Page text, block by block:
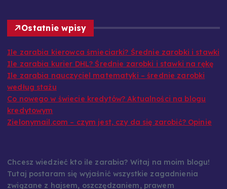
Ostatnie wpisy
Ile zarabia kierowca śmieciarki? Średnie zarobki i stawki
Ile zarabia kurier DHL? Średnie zarobki i stawki na rękę
Ile zarabia nauczyciel matematyki – średnie zarobki
według stażu
Co nowego w świecie kredytów? Aktualności na blogu
kredytowym
Chcesz wiedzieć kto ile zarabia? Witaj na moim blogu!
Tutaj postaram się wyjaśnić wszystkie zagadnienia